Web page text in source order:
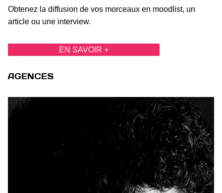
Obtenez la diffusion de vos morceaux en moodlist, un
article ou une interview.
EN SAVOIR +
AGENCES